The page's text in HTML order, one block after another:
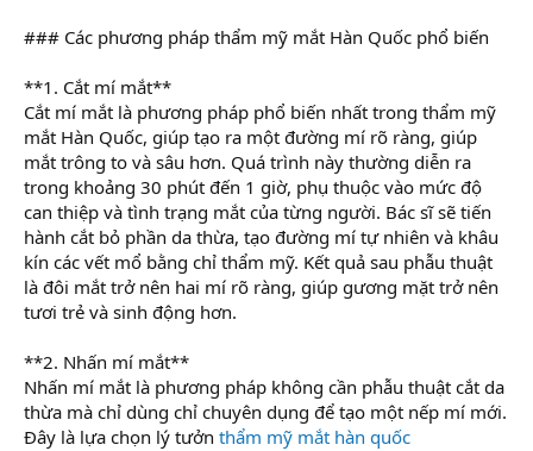
### Các phương pháp thẩm mỹ mắt Hàn Quốc phổ biến
**1. Cắt mí mắt**
Cắt mí mắt là phương pháp phổ biến nhất trong thẩm mỹ
mắt Hàn Quốc, giúp tạo ra một đường mí rõ ràng, giúp
mắt trông to và sâu hơn. Quá trình này thường diễn ra
trong khoảng 30 phút đến 1 giờ, phụ thuộc vào mức độ
can thiệp và tình trạng mắt của từng người. Bác sĩ sẽ tiến
hành cắt bỏ phần da thừa, tạo đường mí tự nhiên và khâu
kín các vết mổ bằng chỉ thẩm mỹ. Kết quả sau phẫu thuật
là đôi mắt trở nên hai mí rõ ràng, giúp gương mặt trở nên
tươi trẻ và sinh động hơn.
**2. Nhấn mí mắt**
Nhấn mí mắt là phương pháp không cần phẫu thuật cắt da
thừa mà chỉ dùng chỉ chuyên dụng để tạo một nếp mí mới.
Đây là lựa chọn lý tưởn thẩm mỹ mắt hàn quốc